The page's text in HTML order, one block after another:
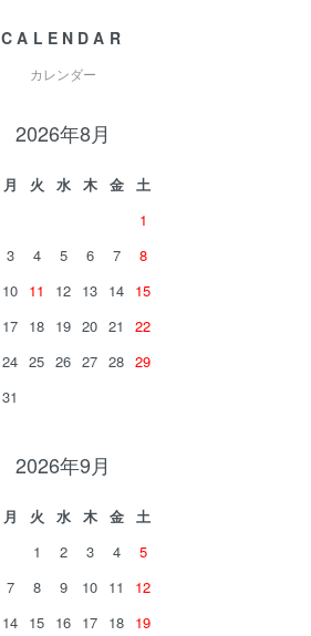
CALENDAR
カレンダー
2026年8月
月 火 水 木 金
土
1
3 4 5 6 7
8
10 11 12 13 14 15
17 18 19 20 21
22
24 25 26 27 28 29
31
2026年9月
月 火 水 木 金
土
1
2 3 4
5
7 8 9 10 11
12
14 15 16 17 18 19